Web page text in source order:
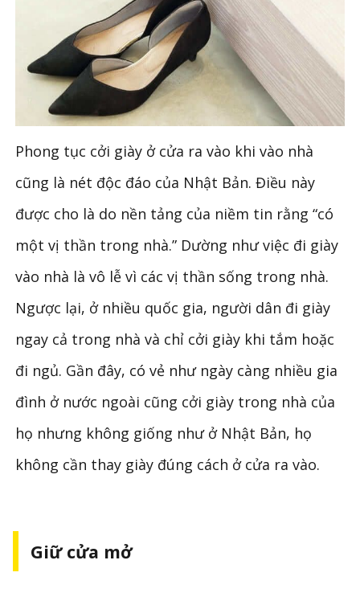
Phong tục cởi giày ở cửa ra vào khi vào nhà
cũng là nét độc đáo của Nhật Bản. Điều này
được cho là do nền tảng của niềm tin rằng “có
một vị thần trong nhà.” Dường như việc đi giày
vào nhà là vô lễ vì các vị thần sống trong nhà.
Ngược lại, ở nhiều quốc gia, người dân đi giày
ngay cả trong nhà và chỉ cởi giày khi tắm hoặc
đi ngủ. Gần đây, có vẻ như ngày càng nhiều gia
đình ở nước ngoài cũng cởi giày trong nhà của
họ nhưng không giống như ở Nhật Bản, họ
không cần thay giày đúng cách ở cửa ra vào.
Giữ cửa mở